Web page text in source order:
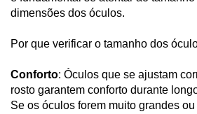
dimensões dos óculos.
Por que verificar o tamanho dos
Conforto: Óculos que se ajustam
rosto garantem conforto durante
Se os óculos forem muito grandes